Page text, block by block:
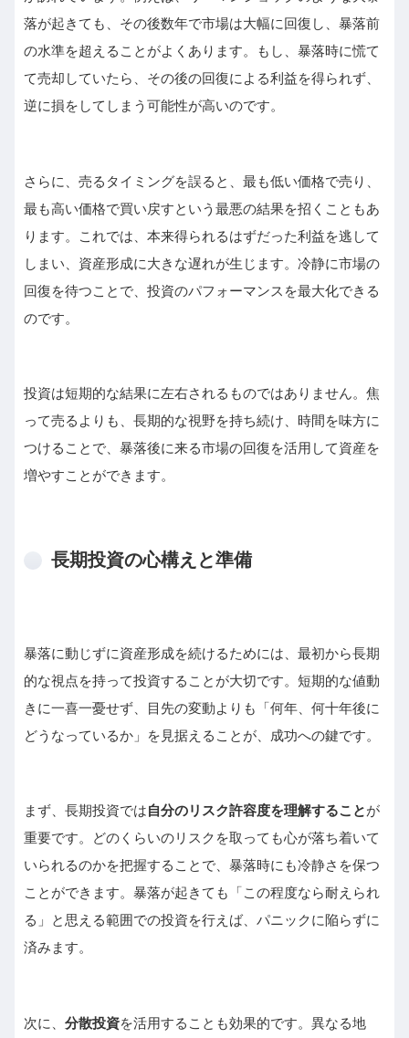
落が起きても、その後数年で市場は大幅に回復し、暴落前
の水準を超えることがよくあります。もし、暴落時に慌て
て売却していたら、その後の回復による利益を得られず、
逆に損をしてしまう可能性が高いのです。
さらに、売るタイミングを誤ると、最も低い価格で売り、
最も高い価格で買い戻すという最悪の結果を招くこともあ
ります。これでは、本来得られるはずだった利益を逃して
しまい、資産形成に大きな遅れが生じます。冷静に市場の
回復を待つことで、投資のパフォーマンスを最大化できる
のです。
投資は短期的な結果に左右されるものではありません。焦
って売るよりも、長期的な視野を持ち続け、時間を味方に
つけることで、暴落後に来る市場の回復を活用して資産を
増やすことができます。
長期投資の心構えと準備
暴落に動じずに資産形成を続けるためには、最初から長期
的な視点を持って投資することが大切です。短期的な値動
きに一喜一憂せず、目先の変動よりも「何年、何十年後に
どうなっているか」を見据えることが、成功への鍵です。
まず、長期投資では自分のリスク許容度を理解することが
重要です。どのくらいのリスクを取っても心が落ち着いて
いられるのかを把握することで、暴落時にも冷静さを保つ
ことができます。暴落が起きても「この程度なら耐えられ
る」と思える範囲での投資を行えば、パニックに陥らずに
済みます。
次に、 分散投資を活用することも効果的です。異なる地